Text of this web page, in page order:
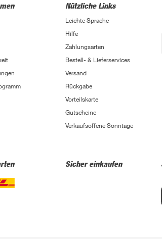
Nützliche Links
Leichte Sprache
Hilfe
Zahlungsarten
Bestell- & Lieferservices
Versand
Rückgabe
Vorteilskarte
Gutscheine
Verkaufsoffene Sonntage
Sicher einkaufen